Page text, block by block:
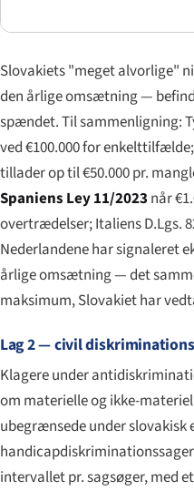
Slovakiets "meget alvorlige"
den årlige omsætning —
spændet. Til sammenligning:
ved €100.000 for
tillader op til €50.000 pr.
Spaniens Ley 11/2023 når
overtrædelser; Italiens D.Lgs.
Nederlandene har signaleret
årlige omsætning — det
maksimum, Slovakiet har
Lag 2 — civil
Klagere under
om materielle og ikke-
ubegrænsede under
intervallet pr. sagsøger, med